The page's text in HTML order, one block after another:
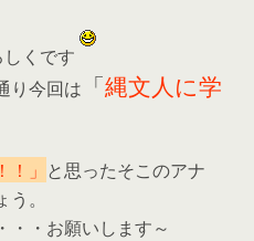
くです
り今回は 「縄文人に学
」 と思ったそこのアナ
。
・・お願いします～